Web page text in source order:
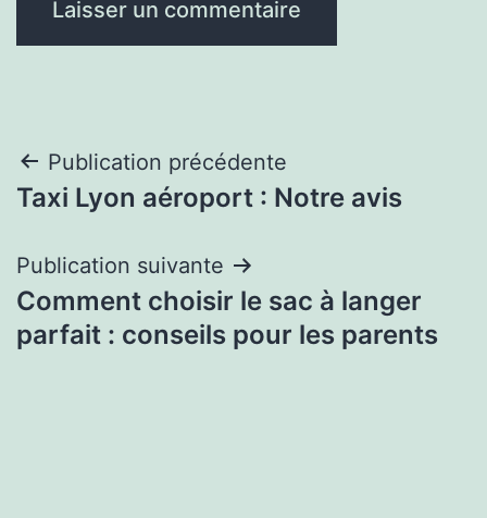
Navigation
de
l’article
Publication précédente
Taxi Lyon aéroport : Notre avis
Publication suivante
Comment choisir le sac à langer
parfait : conseils pour les parents